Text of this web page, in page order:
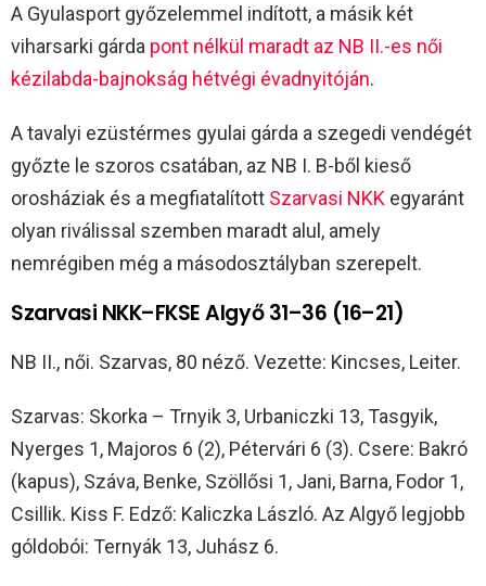
A Gyulasport győzelemmel indított, a másik két
viharsarki gárda pont nélkül maradt az NB II.-es női
kézilabda-bajnokság hétvégi évadnyitóján.
A tavalyi ezüstérmes gyulai gárda a szegedi vendégét
győzte le szoros csatában, az NB I. B-ből kieső
orosháziak és a megfiatalított Szarvasi NKK egyaránt
olyan riválissal szemben maradt alul, amely
nemrégiben még a másodosztályban szerepelt.
Szarvasi NKK–FKSE Algyő 31–36 (16–21)
NB II., női. Szarvas, 80 néző. Vezette: Kincses, Leiter.
Szarvas: Skorka – Trnyik 3, Urbaniczki 13, Tasgyik,
Nyerges 1, Majoros 6 (2), Pétervári 6 (3). Csere: Bakró
(kapus), Száva, Benke, Szöllősi 1, Jani, Barna, Fodor 1,
Csillik. Kiss F. Edző: Kaliczka László. Az Algyő legjobb
góldobói: Ternyák 13, Juhász 6.